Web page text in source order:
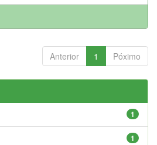
Anterior 1 Póximo
1
1